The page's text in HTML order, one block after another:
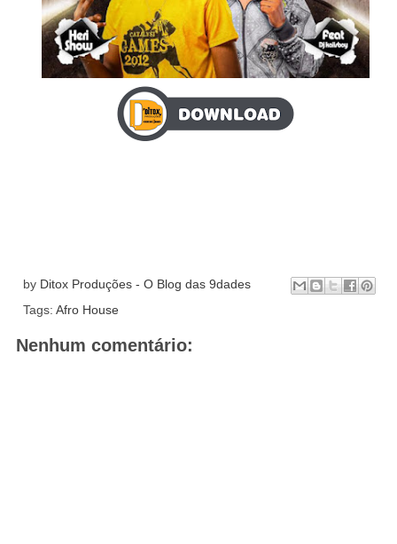
by Ditox Produções - O Blog das 9dades
Tags: Afro House
Nenhum comentário: